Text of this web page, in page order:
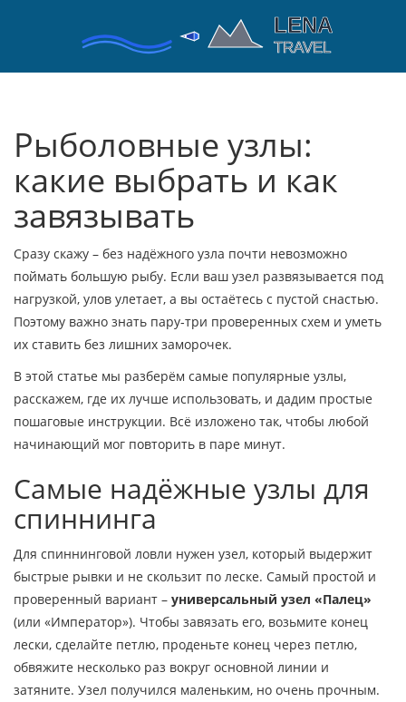
Рыболовные узлы:
какие выбрать и как
завязывать
Сразу скажу – без надёжного узла почти невозможно
поймать большую рыбу. Если ваш узел развязывается под
нагрузкой, улов улетает, а вы остаётесь с пустой снастью.
Поэтому важно знать пару‑три проверенных схем и уметь
их ставить без лишних заморочек.
В этой статье мы разберём самые популярные узлы,
расскажем, где их лучше использовать, и дадим простые
пошаговые инструкции. Всё изложено так, чтобы любой
начинающий мог повторить в паре минут.
Самые надёжные узлы для
спиннинга
Для спиннинговой ловли нужен узел, который выдержит
быстрые рывки и не скользит по леске. Самый простой и
проверенный вариант – универсальный узел «Палец»
(или «Император»). Чтобы завязать его, возьмите конец
лески, сделайте петлю, проденьте конец через петлю,
обвяжите несколько раз вокруг основной линии и
затяните. Узел получился маленьким, но очень прочным.